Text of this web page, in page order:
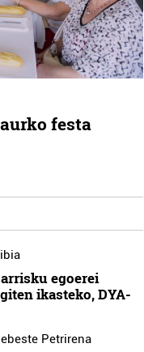
festa
egoerei
ikasteko, DYA-
Petrirena